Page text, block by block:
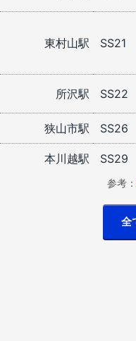
東村山駅 SS21
所沢駅 SS22
狭山市駅 SS26
本川越駅 SS29
参考：